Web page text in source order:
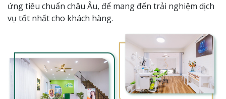
ứng tiêu chuẩn châu Âu, để mang đến trải nghiệm dịch
vụ tốt nhất cho khách hàng.